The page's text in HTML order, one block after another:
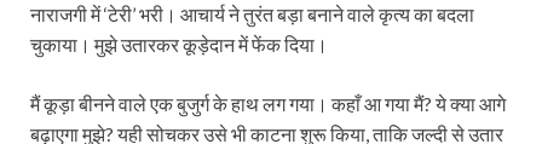
नाराजगी में ‘टेरी’ भरी। आचार्य ने तुरंत बड़ा बनाने वाले कृत्य का बदला
चुकाया। मुझे उतारकर कूड़ेदान में फेंक दिया।
मैं कूड़ा बीनने वाले एक बुजुर्ग के हाथ लग गया। कहाँ आ गया मैं? ये क्या आगे
बढ़ाएगा मुझे? यही सोचकर उसे भी काटना शुरू किया, ताकि जल्दी से उतार